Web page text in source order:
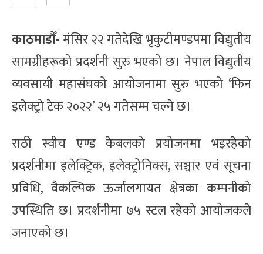
काठमाडौँ-मंसिर २२ गतेदेखि भृकुटीमण्डपमा विद्युतीय
सामग्रीहरूको प्रदर्शनी सुरु भएको छ। नेपाल विद्युतीय
व्यवसायी महासंघको आयोजनामा सुरु भएको ‘फिन
इलेक्ट्रो टेक २०२२’ २५ गतेसम्म चल्ने छ।
राठी स्वीच एण्ड केबलको प्रयोजनमा भइरहेको
प्रदर्शनीमा इलेक्ट्रिक, इलेक्ट्रोनिक्स, सञ्चार एवं सूचना
प्रविधि, वैकल्पिक ऊर्जालगायत क्षेत्रका कम्पनीको
उपस्थिति छ। प्रदर्शनीमा ७५ स्टल रहेको आयोजकले
जनाएको छ।